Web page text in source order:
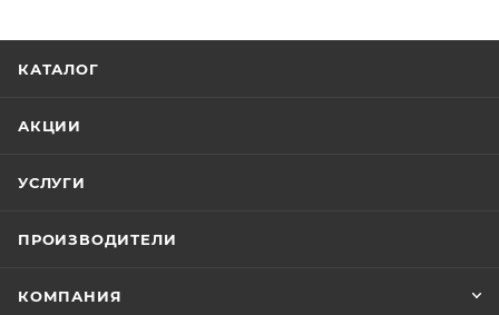
КАТАЛОГ
АКЦИИ
УСЛУГИ
ПРОИЗВОДИТЕЛИ
КОМПАНИЯ